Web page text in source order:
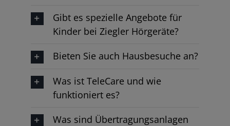
Gibt es spezielle Angebote für
Kinder bei Ziegler Hörgeräte?
Bieten Sie auch Hausbesuche an?
Was ist TeleCare und wie
funktioniert es?
Was sind Übertragungsanlagen